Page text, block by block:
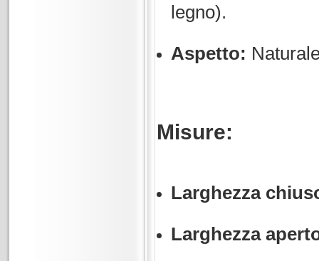
legno).
Aspetto:
Misure:
Larghezza
Larghezza